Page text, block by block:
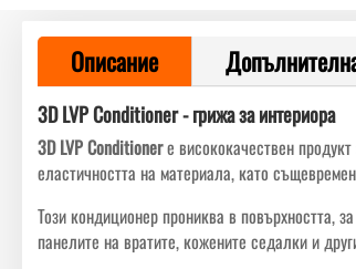
Описание
3D LVP Conditioner - грижа за интериора
3D LVP Conditionerе висококачествен
еластичността на материала, като
Този кондиционер прониква в повърхността,
панелите на вратите, кожените седалки и